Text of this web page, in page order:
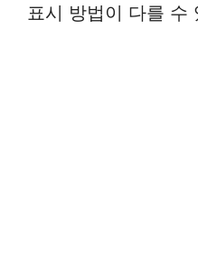
표시 방법이 다를 수